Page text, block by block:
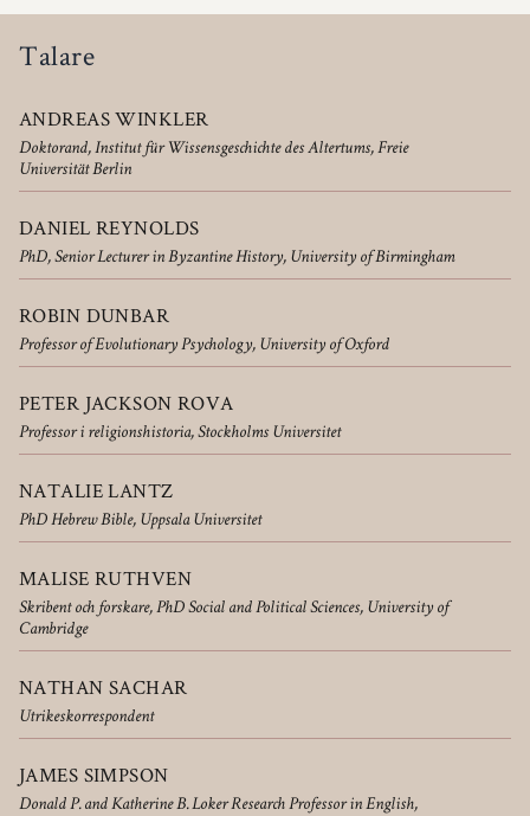
Talare
ANDREAS WINKLER
Doktorand, Institut für Wissensgeschichte des Altertums, Freie
Universität Berlin
DANIEL REYNOLDS
PhD, Senior Lecturer in Byzantine History, University of Birmingham
ROBIN DUNBAR
Professor of Evolutionary Psychology, University of Oxford
PETER JACKSON ROVA
Professor i religionshistoria, Stockholms Universitet
NATALIE LANTZ
PhD Hebrew Bible, Uppsala Universitet
MALISE RUTHVEN
Skribent och forskare, PhD Social and Political Sciences, University of
Cambridge
NATHAN SACHAR
Utrikeskorrespondent
JAMES SIMPSON
Donald P. and Katherine B. Loker Research Professor in English,